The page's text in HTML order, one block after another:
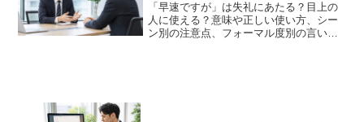
「早速ですが」は失礼にあたる？目上の
人に使える？意味や正しい使い方、シー
ン別の注意点、フォーマル度別の言い換